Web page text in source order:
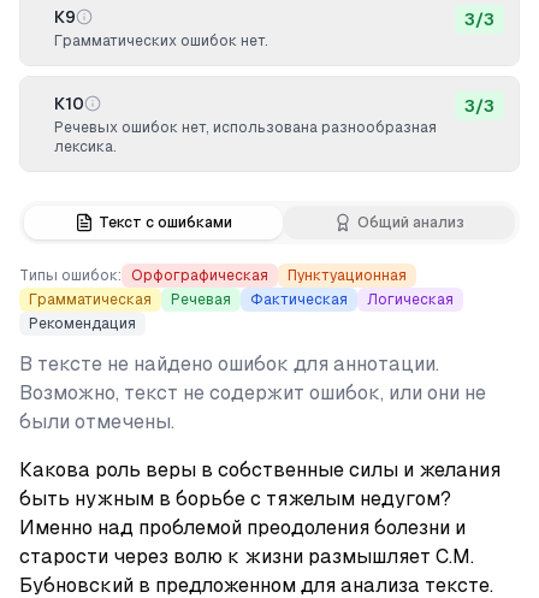
Текст с ошибками Общий анализ
Типы ошибок: Орфографическая
Пунктуационная
Грамматическая
Речевая Фактическая
Логическая
Рекомендация
В тексте не найдено ошибок для аннотации.
Возможно, текст не содержит ошибок, или они не
были отмечены.
Какова роль веры в собственные силы и желания
быть нужным в борьбе с тяжелым недугом?
Именно над проблемой преодоления болезни и
старости через волю к жизни размышляет С.М.
Бубновский в предложенном для анализа тексте.
К9
Грамматических ошибок нет.
3/3
К10
Речевых ошибок нет, использована разнообразная
лексика.
3/3